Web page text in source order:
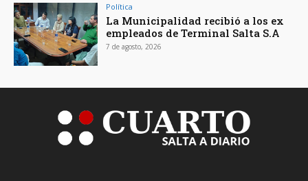
Política
La Municipalidad recibió a los ex
empleados de Terminal Salta S.A
7 de agosto, 2026